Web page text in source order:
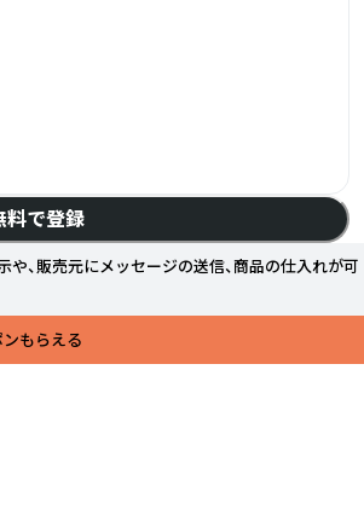
料で登録
や、販売元にメッセージの送信、商品の仕入れが可
もらえる